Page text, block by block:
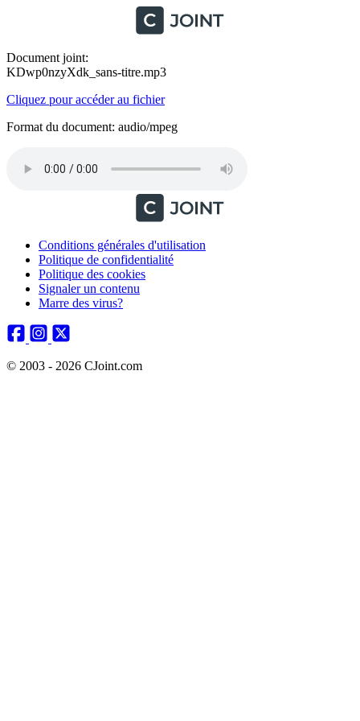
Document joint:
KDwp0nzyXdk_sans-titre.mp3
Cliquez pour accéder au fichier
Format du document: audio/mpeg
Conditions générales d'utilisation
Politique de confidentialité
Politique des cookies
Signaler un contenu
Marre des virus?
© 2003 - 2026 CJoint.com